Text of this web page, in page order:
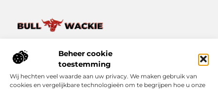
Beheer cookie
toestemming
Wij hechten veel waarde aan uw privacy. We maken gebruik van
cookies en vergelijkbare technologieën om te begrijpen hoe u onze
het op Bullwackie.nl.
Verken een breed scala aan blogs en artikelen die je inspireren,
informeren en verrijken, van kleine momenten tot grote
inzichten.